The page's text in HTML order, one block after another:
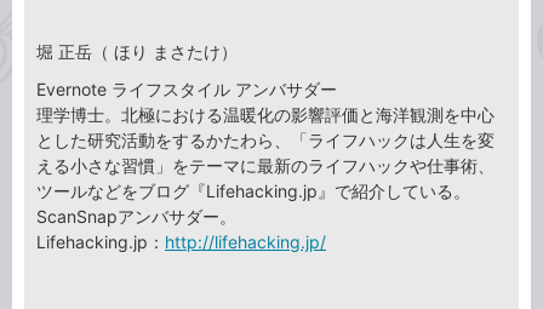
堀 正岳（ ほり まさたけ）
Evernote ライフスタイル アンバサダー
理学博士。北極における温暖化の影響評価と海洋観測を中心
とした研究活動をするかたわら、「ライフハックは人生を変
える小さな習慣」をテーマに最新のライフハックや仕事術、
ツールなどをブログ『Lifehacking.jp』で紹介している。
ScanSnapアンバサダー。
Lifehacking.jp： http://lifehacking.jp/